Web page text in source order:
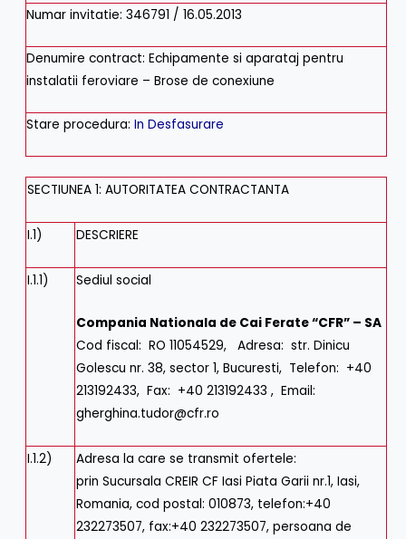
Numar invitatie:346791 /16.05.2013
Denumire contract:Echipamente si aparataj pentru
instalatii feroviare – Brose de conexiune
Stare procedura:In Desfasurare
SECTIUNEA 1: AUTORITATEA CONTRACTANTA
I.1) DESCRIERE
I.1.1) Sediul social
Compania Nationala de Cai Ferate “CFR” – SA
Cod fiscal:RO 11054529,Adresa:str. Dinicu
Golescu nr. 38, sector 1, Bucuresti, Telefon: +40
213192433,Fax: +40 213192433 ,Email:
gherghina.tudor@cfr.ro
I.1.2)
Adresa la care se transmit ofertele:
prin Sucursala CREIR CF Iasi Piata Garii nr.1,Iasi,
Romania, cod postal: 010873, telefon:+40
232273507, fax:+40 232273507, persoana de